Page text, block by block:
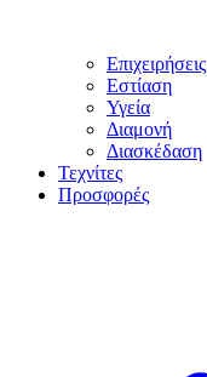
Επιχειρήσεις
Εστίαση
Υγεία
Διαμονή
Διασκέδαση
Τεχνίτες
Προσφορές